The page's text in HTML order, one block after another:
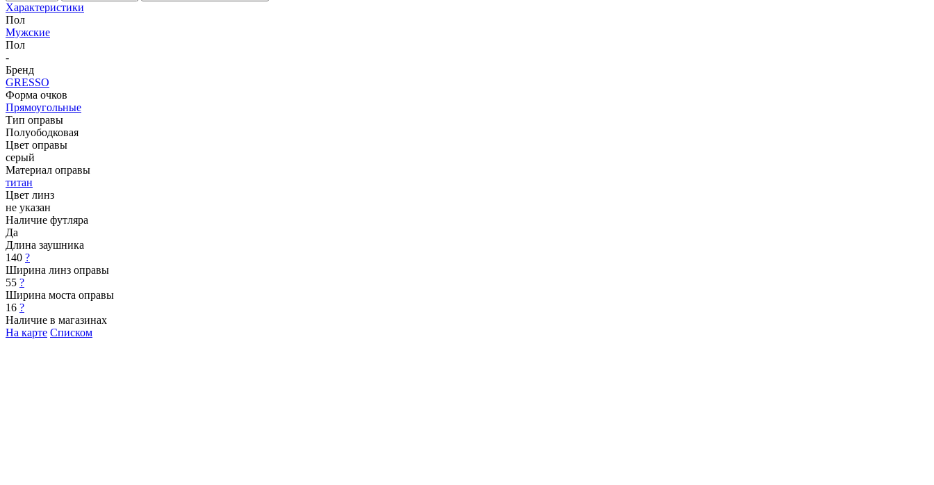
Характеристики
Пол
Мужские
Пол
-
Бренд
GRESSO
Форма очков
Прямоугольные
Тип оправы
Полуободковая
Цвет оправы
серый
Материал оправы
титан
Цвет линз
не указан
Наличие футляра
Да
Длина заушника
140 ?
Ширина линз оправы
55 ?
Ширина моста оправы
16 ?
Наличие в магазинах
На карте Списком